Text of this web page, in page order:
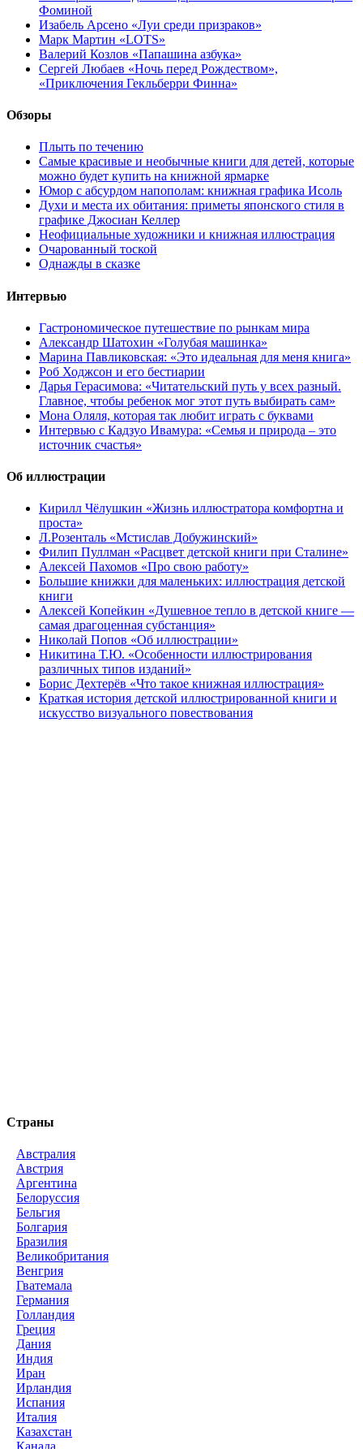
Фоминой
Изабель Арсено «Луи среди призраков»
Марк Мартин «LOTS»
Валерий Козлов «Папашина азбука»
Сергей Любаев «Ночь перед Рождеством»,
«Приключения Гекльберри Финна»
Обзоры
Плыть по течению
Самые красивые и необычные книги для детей, которые
можно будет купить на книжной ярмарке
Юмор с абсурдом напополам: книжная графика Исоль
Духи и места их обитания: приметы японского стиля в
графике Джосиан Келлер
Неофициальные художники и книжная иллюстрация
Очарованный тоской
Однажды в сказке
Интервью
Гастрономическое путешествие по рынкам мира
Александр Шатохин «Голубая машинка»
Марина Павликовская: «Это идеальная для меня книга»
Роб Ходжсон и его бестиарии
Дарья Герасимова: «Читательский путь у всех разный.
Главное, чтобы ребенок мог этот путь выбирать сам»
Мона Оляля, которая так любит играть с буквами
Интервью с Кадзуо Ивамура: «Семья и природа – это
источник счастья»
Об иллюстрации
Кирилл Чёлушкин «Жизнь иллюстратора комфортна и
проста»
Л.Розенталь «Мстислав Добужинский»
Филип Пуллман «Расцвет детской книги при Сталине»
Алексей Пахомов «Про свою работу»
Большие книжки для маленьких: иллюстрация детской
книги
Алексей Копейкин «Душевное тепло в детской книге —
самая драгоценная субстанция»
Николай Попов «Об иллюстрации»
Никитина Т.Ю. «Особенности иллюстрирования
различных типов изданий»
Борис Дехтерёв «Что такое книжная иллюстрация»
Краткая история детской иллюстрированной книги и
искусство визуального повествования
Страны
Австралия
Австрия
Аргентина
Белоруссия
Бельгия
Болгария
Бразилия
Великобритания
Венгрия
Гватемала
Германия
Голландия
Греция
Дания
Индия
Иран
Ирландия
Испания
Италия
Казахстан
Канада